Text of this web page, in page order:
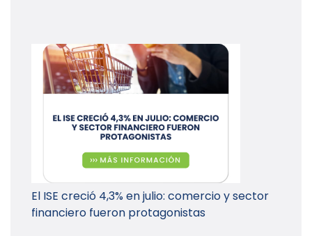
El ISE creció 4,3% en julio: comercio y sector
financiero fueron protagonistas